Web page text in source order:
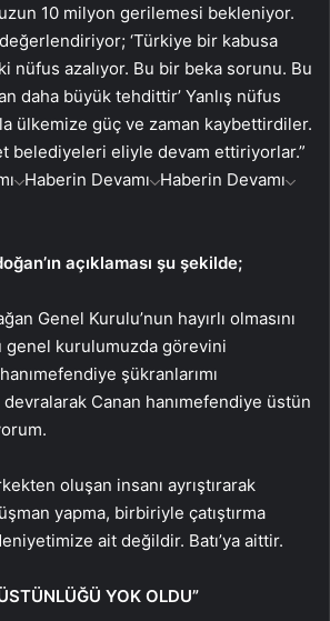
10 milyon gerilemesi bekleniyor.
‘Türkiye bir kabusa
nüfus azalıyor. Bu bir beka sorunu. Bu
daha büyük tehdittir’ Yanlış nüfus
ülkemize güç ve zaman kaybettirdiler.
belediyeleri eliyle devam ettiriyorlar.”
Haberin Devamı Haberin Devamı
açıklaması şu şekilde;
Genel Kurulu’nun hayırlı olmasını
kurulumuzda görevini
şükranlarımı
Canan hanımefendiye üstün
oluşan insanı ayrıştırarak
yapma, birbiriyle çatıştırma
ait değildir. Batı’ya aittir.
YOK OLDU”